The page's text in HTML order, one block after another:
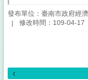
發布單位：臺南市政府經
修改時間：109-04-17